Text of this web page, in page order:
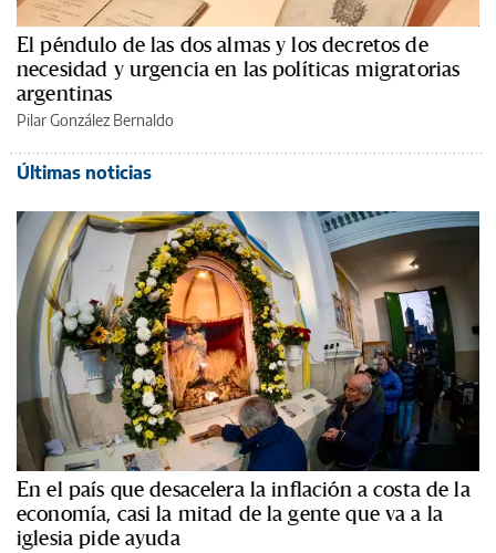
El péndulo de las dos almas y los decretos de
necesidad y urgencia en las políticas migratorias
argentinas
Pilar González Bernaldo
Últimas noticias
En el país que desacelera la inflación a costa de la
economía, casi la mitad de la gente que va a la
iglesia pide ayuda